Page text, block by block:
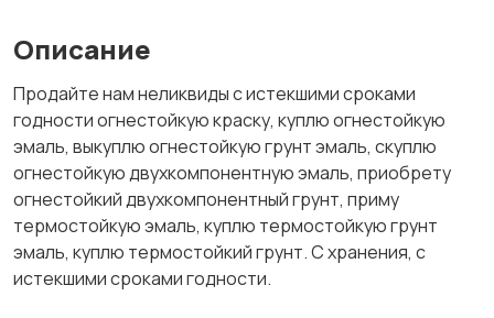
Описание
Продайте нам неликвиды с истекшими сроками
годности огнестойкую краску, куплю огнестойкую
эмаль, выкуплю огнестойкую грунт эмаль, скуплю
огнестойкую двухкомпонентную эмаль, приобрету
огнестойкий двухкомпонентный грунт, приму
термостойкую эмаль, куплю термостойкую грунт
эмаль, куплю термостойкий грунт. С хранения, с
истекшими сроками годности.